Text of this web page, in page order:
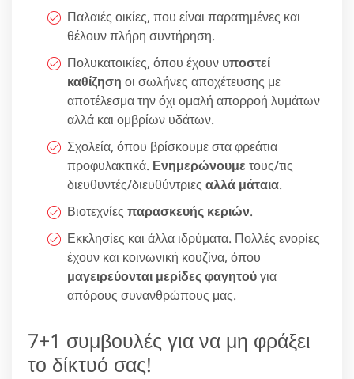
Παλαιές οικίες, που είναι παρατημένες και
θέλουν πλήρη συντήρηση.
Πολυκατοικίες, όπου έχουν υποστεί
καθίζηση οι σωλήνες αποχέτευσης με
αποτέλεσμα την όχι ομαλή απορροή λυμάτων
αλλά και ομβρίων υδάτων.
Σχολεία, όπου βρίσκουμε στα φρεάτια
προφυλακτικά. Ενημερώνουμε τους/τις
διευθυντές/διευθύντριες αλλά μάταια.
Βιοτεχνίες παρασκευής κεριών.
Εκκλησίες και άλλα ιδρύματα. Πολλές ενορίες
έχουν και κοινωνική κουζίνα, όπου
μαγειρεύονται μερίδες φαγητούγια
απόρους συνανθρώπους μας.
7+1 συμβουλές για να μη φράξει
το δίκτυό σας!